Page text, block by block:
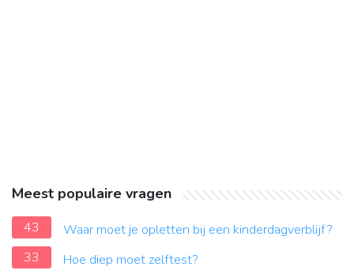
Meest populaire vragen
43
Waar moet je opletten bij een kinderdagverblijf?
33
Hoe diep moet zelftest?